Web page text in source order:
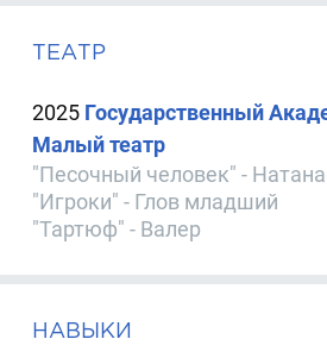
ТЕАТР
2025 Государственный
Малый театр
"Песочный человек" -
"Игроки" - Глов младший
"Тартюф" - Валер
НАВЫКИ